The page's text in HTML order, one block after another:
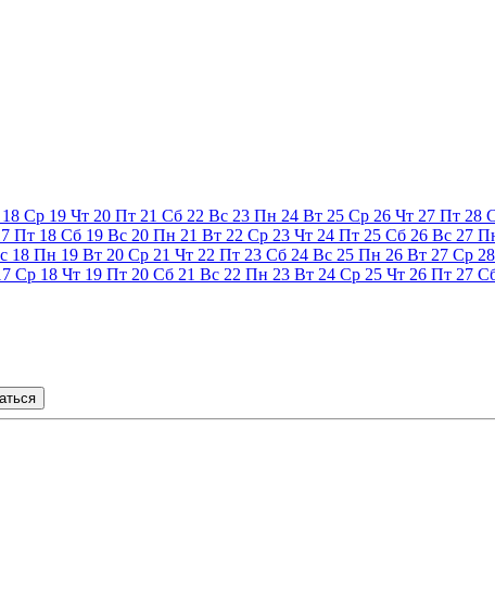
18 Ср 19 Чт 20 Пт 21 Сб 22 Вс 23 Пн 24 Вт 25 Ср 26 Чт 27 Пт 28
Пт 18 Сб 19 Вс 20 Пн 21 Вт 22 Ср 23 Чт 24 Пт 25 Сб 26 Вс 27
18 Пн 19 Вт 20 Ср 21 Чт 22 Пт 23 Сб 24 Вс 25 Пн 26 Вт 27 Ср 28
Ср 18 Чт 19 Пт 20 Сб 21 Вс 22 Пн 23 Вт 24 Ср 25 Чт 26 Пт 27